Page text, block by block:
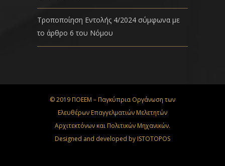
Τροποποίηση Εντολής 4/2024 σύμφωνα με
το άρθρο 6 του Νόμου
© 2019 ΠΟΕΕΜ – Παγκύπρια Οργάνωση των
Ελευθέρων Επαγγελματιών Μελετητών
Αρχιτεκτόνων και Πολιτικών Μηχανικών.
Designed and developed by ISTOTOPOS